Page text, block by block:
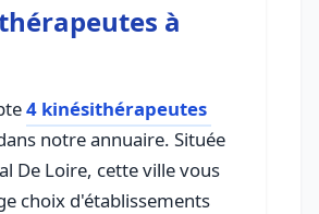
à
4 kinésithérapeutes
notre annuaire. Située
De Loire, cette ville vous
choix d'établissements